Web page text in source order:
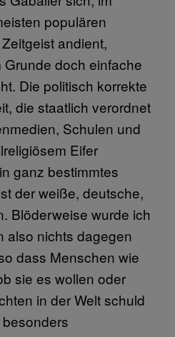
populären
andient,
doch einfache
Die politisch korrekte
die staatlich verordnet
Schulen und
Eifer
ganz bestimmtes
der weiße, deutsche,
Blöderweise wurde ich
also nichts dagegen
dass Menschen wie
sie es wollen oder
in der Welt schuld